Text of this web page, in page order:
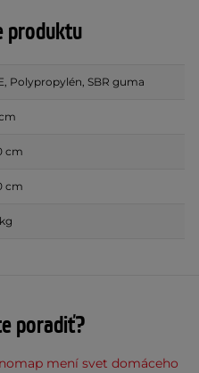
produktu
Polypropylén, SBR guma
cm
cm
poradiť?
mení svet domáceho